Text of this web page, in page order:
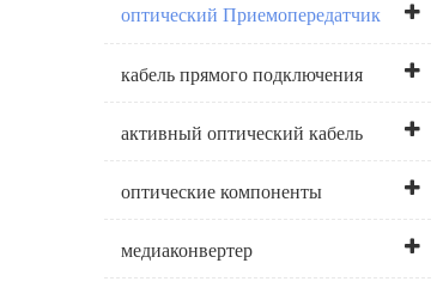
оптический Приемопередатчик
кабель прямого подключения
активный оптический кабель
оптические компоненты
медиаконвертер